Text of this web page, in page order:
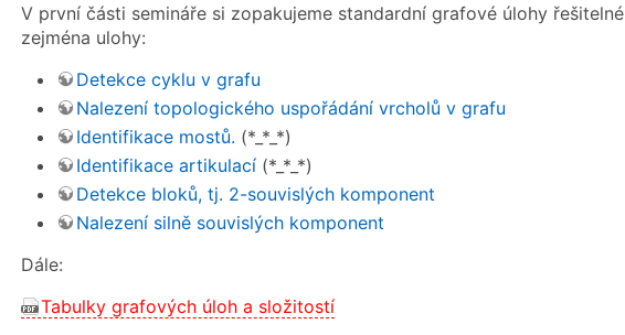
V první části semináře si zopakujeme standardní grafové úlohy
zejména ulohy:
Detekce cyklu v grafu
Nalezení topologického uspořádání vrcholů v grafu
Identifikace mostů. (*_*_*)
Identifikace artikulací (*_*_*)
Detekce bloků, tj. 2-souvislých komponent
Nalezení silně souvislých komponent
Dále:
Tabulky grafových úloh a složitostí